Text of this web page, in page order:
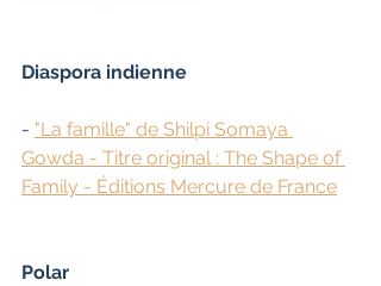
Diaspora indienne
- "La famille" de Shilpi Somaya
Gowda - Titre original : The Shape of
Family - Éditions Mercure de France
Polar